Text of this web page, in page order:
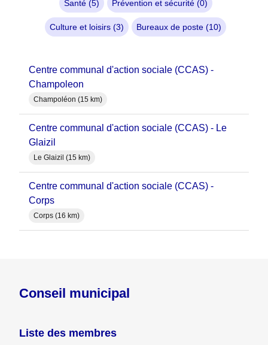
Santé (5) Prévention et sécurité (0)
Culture et loisirs (3) Bureaux de poste (10)
Centre communal d'action sociale (CCAS) -
Champoleon
Champoléon (15 km)
Centre communal d'action sociale (CCAS) - Le
Glaizil
Le Glaizil (15 km)
Centre communal d'action sociale (CCAS) -
Corps
Corps (16 km)
Conseil municipal
Liste des membres